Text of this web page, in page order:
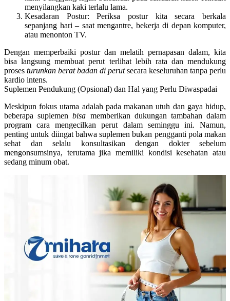
menyilangkan kaki terlalu lama.
Kesadaran Postur: Periksa postur kita secara berkala
sepanjang hari – saat mengantre, bekerja di depan komputer,
atau menonton TV.
Dengan memperbaiki postur dan melatih pernapasan dalam, kita
bisa langsung membuat perut terlihat lebih rata dan mendukung
proses turunkan berat badan di perutsecara keseluruhan tanpa perlu
kardio intens.
Suplemen Pendukung (Opsional) dan Hal yang Perlu Diwaspadai
Meskipun fokus utama adalah pada makanan utuh dan gaya hidup,
beberapa suplemenbisa memberikan dukungan tambahan dalam
programcara mengecilkan perut dalam seminggu ini. Namun,
penting untuk diingat bahwa suplemen bukan pengganti pola makan
sehat dan selalu konsultasikan dengan dokter sebelum
mengonsumsinya, terutama jika memiliki kondisi kesehatan atau
sedang minum obat.